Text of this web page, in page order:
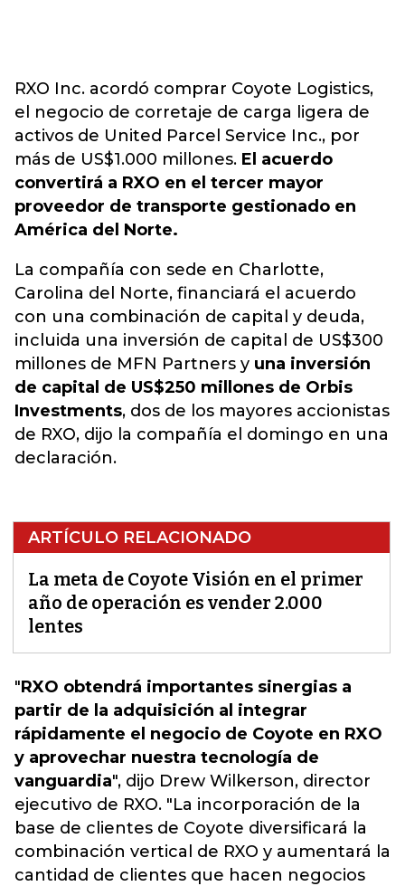
RXO Inc. acordó comprar Coyote Logistics,
el negocio de corretaje de carga ligera de
activos de United Parcel Service Inc., por
más de US$1.000 millones. El acuerdo
convertirá a RXO en el tercer mayor
proveedor de transporte gestionado en
América del Norte.
La compañía con sede en Charlotte,
Carolina del Norte, financiará el acuerdo
con una combinación de capital y deuda,
incluida una inversión de capital de US$300
millones de MFN Partners y una inversión
de capital de US$250 millones de Orbis
Investments, dos de los mayores accionistas
de RXO, dijo la compañía el domingo en una
declaración.
ARTÍCULO RELACIONADO
La meta de Coyote Visión en el primer
año de operación es vender 2.000
lentes
"RXO obtendrá importantes sinergias a
partir de la adquisición al integrar
rápidamente el negocio de Coyote en RXO
y aprovechar nuestra tecnología de
vanguardia", dijo Drew Wilkerson, director
ejecutivo de RXO. "La incorporación de la
base de clientes de Coyote diversificará la
combinación vertical de RXO y aumentará la
cantidad de clientes que hacen negocios